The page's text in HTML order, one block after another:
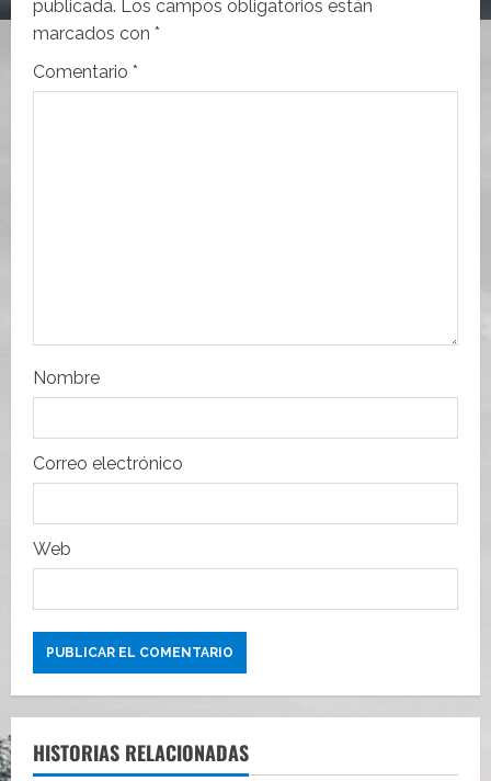
i
ó
t
r
a
d
a
s
publicada. Los campos obligatorios están
marcados con *
Comentario *
Nombre
Correo electrónico
Web
HISTORIAS RELACIONADAS